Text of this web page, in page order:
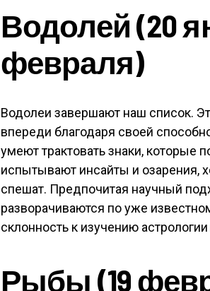
Водолей (20
февраля)
Водолеи завершают наш список.
впереди благодаря своей
умеют трактовать знаки, которые
испытывают инсайты и озарения,
спешат. Предпочитая научный
разворачиваются по уже
склонность к изучению
Рыбы (19